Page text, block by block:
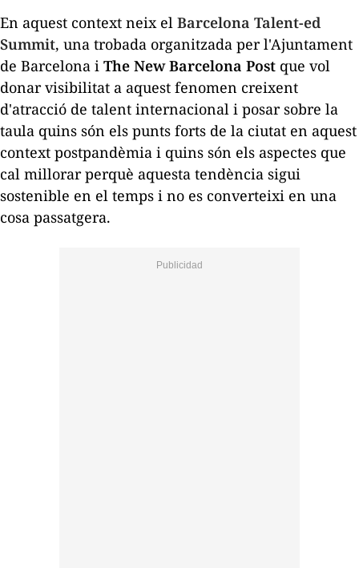
En aquest context neix el Barcelona Talent-ed
Summit, una trobada organitzada per l'Ajuntament
de Barcelona i The NewBarcelona Post que vol
donar visibilitat a aquest fenomen creixent
d'atracció de talent internacional i posar sobre la
taula quins són els punts forts de la ciutat en aquest
context postpandèmia i quins són els aspectes que
cal millorar perquè aquesta tendència sigui
sostenible en el temps i no es converteixi en una
cosa passatgera.